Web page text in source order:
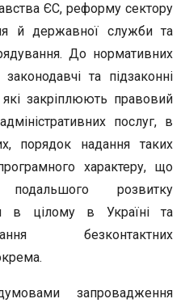
ЄС, реформу сектору
й державної служби та
До нормативних
та підзаконні
закріплюють правовий
послуг, в
порядок надання таких
характеру, що
розвитку
в цілому в Україні та
безконтактних
запровадження